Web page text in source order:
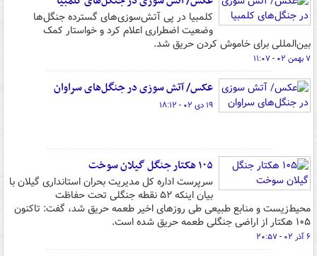
کلمبیا در پی آتش‌سوزی‌های گسترده جنگل‌ها
وضعیت اضطراری اعلام کرد و خواستار کمک
بین‌المللی برای خاموش کردن حریق شد.
۷ بهمن ۰۲ - ۱۱:۰۷
عکس/ آتش سوزی در جنگل‌های سراوان
۱۹ دی ۰۲ - ۱۸:۱۲
۱۰۵ هکتار جنگل گیلان سوخت
سرپرست اداره کل مدیریت بحران استانداری گیلان با
بیان اینکه ۵۲ نقطه جنگلی تحت حفاظت
محیط‌زیست و منابع طبیعی طی روزهای اخیر طعمه حریق شد، گفت: تاکنون
۱۰۵ هکتار از اراضی جنگلی طعمه حریق شده است.
۶ آذر ۰۲ - ۲۰:۵۷